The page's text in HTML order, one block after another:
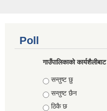
Poll
गाउँपालिकाको
Choices
सन्तुष्ट छु
सन्तुष्ट छैन
ठिकै छ